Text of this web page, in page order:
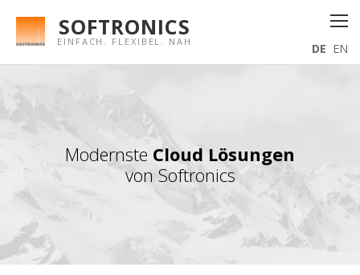
DE EN
SOFTRONICS
EINFACH. FLEXIBEL. NAH
Modernste Cloud Lösungen
von Softronics